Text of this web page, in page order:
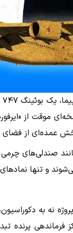
بخش عمده‌ای از
صندلی‌های
و تنها
نه به
فرماندهی پرنده